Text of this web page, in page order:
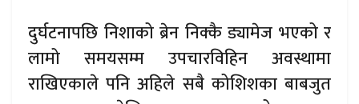
दुर्घटनापछि निशाको ब्रेन निक्कै ड्यामेज भएको र
लामो समयसम्म उपचारविहिन अवस्थामा
राखिएकाले पनि अहिले सबै कोशिशका बाबजुत